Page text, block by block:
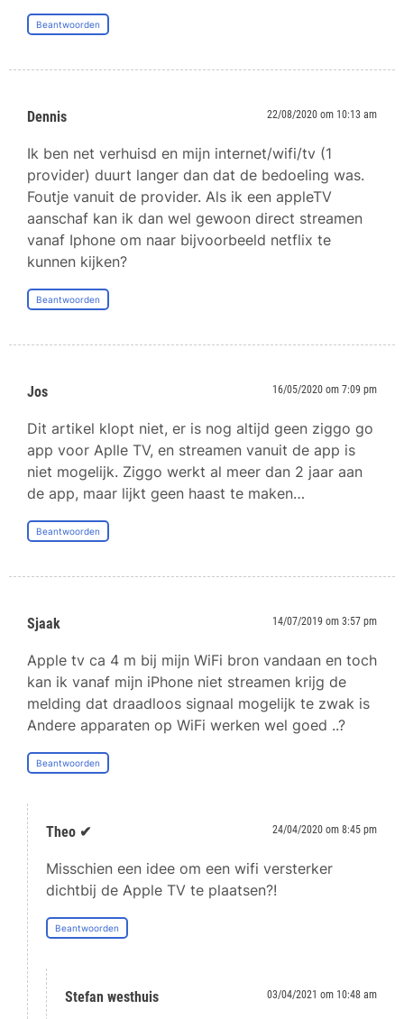
Beantwoorden
Dennis 22/08/2020 om 10:13 am
Ik ben net verhuisd en mijn internet/wifi/tv (1
provider) duurt langer dan dat de bedoeling was.
Foutje vanuit de provider. Als ik een appleTV
aanschaf kan ik dan wel gewoon direct streamen
vanaf Iphone om naar bijvoorbeeld netflix te
kunnen kijken?
Beantwoorden
Jos 16/05/2020 om 7:09 pm
Dit artikel klopt niet, er is nog altijd geen ziggo go
app voor Aplle TV, en streamen vanuit de app is
niet mogelijk. Ziggo werkt al meer dan 2 jaar aan
de app, maar lijkt geen haast te maken…
Beantwoorden
Sjaak 14/07/2019 om 3:57 pm
Apple tv ca 4 m bij mijn WiFi bron vandaan en toch
kan ik vanaf mijn iPhone niet streamen krijg de
melding dat draadloos signaal mogelijk te zwak is
Andere apparaten op WiFi werken wel goed ..?
Beantwoorden
Theo ✔ 24/04/2020 om 8:45 pm
Misschien een idee om een wifi versterker
dichtbij de Apple TV te plaatsen?!
Beantwoorden
Stefan westhuis 03/04/2021 om 10:48 am